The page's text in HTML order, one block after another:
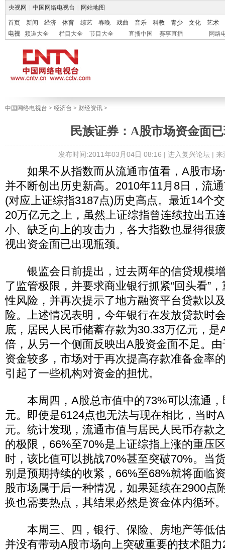
央视网 中国网络电视台 网站地图
首页 新闻 经济 体育 综艺 春晚 戏曲 音乐 科教 青少 文化
艺术
电视
频道大全 栏目大全 节目大全 直播中国 赛事直播 网络
中国网络电视台 > 经济台 > 财经资讯 >
民族证券：A股市场资金面
发布时间:2011年03月04日 08:16 | 进入复兴论坛| 来
如果不从指数而从流通市值看，A股市场
并不断创出历史新高。2010年11月8日，流
(对应上证综指3187点)历史高点。最近14个
20万亿元之上，虽然上证综指曾连续拉出五
小、缺乏向上的攻击力，各大指数也显得很
视出资金面已出现瓶颈。
银监会日前提出，过去两年的信贷规模
了监管极限，并要求商业银行抓紧“回头看”
性风险，并再次提示了地方融资平台贷款以
险。上述情况表明，今年银行在发放贷款时
底，居民人民币储蓄存款为30.33万亿元，是
倍，从另一个侧面反映出A股资金面不足。
资金较多，市场对于再次提高存款准备金率
引起了一些机构对资金的担忧。
本周四，A股总市值中的73%可以流通，
元。即使是6124点也无法与现在相比，当时
元。统计发现，流通市值与居民人民币存款
的极限，66%至70%是上证综指上涨的重压
时，该比值可以挑战70%甚至突破70%。当
别是预期持续的收紧，66%至68%就将面临
股市场属于后一种情况，如果延续在2900点
换也需要热点，其结果必然是资金体内循环
本周三、四，银行、保险、房地产等低
并没有带动A股市场向上突破重要的技术阻